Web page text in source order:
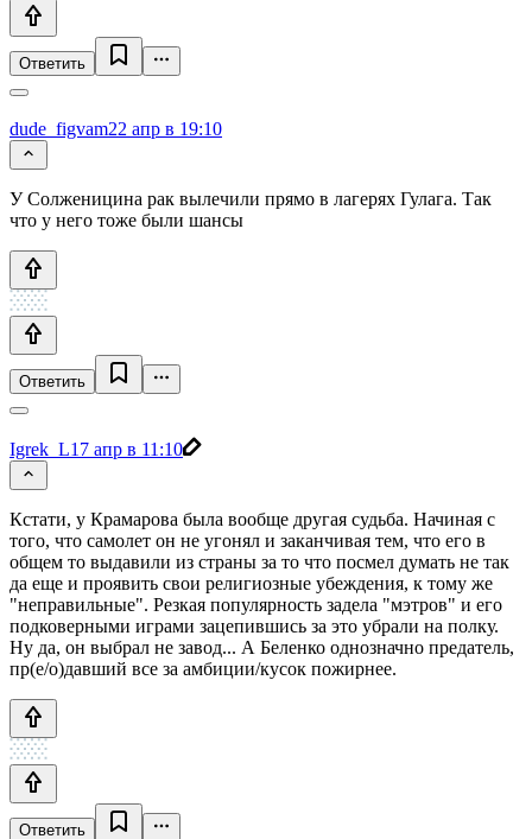
Ответить
dude_figvam22 апр в 19:10
У Солженицина рак вылечили прямо в лагерях Гулага. Так
что у него тоже были шансы
Ответить
Igrek_L17 апр в 11:10
Кстати, у Крамарова была вообще другая судьба. Начиная с
того, что самолет он не угонял и заканчивая тем, что его в
общем то выдавили из страны за то что посмел думать не так
да еще и проявить свои религиозные убеждения, к тому же
"неправильные". Резкая популярность задела "мэтров" и его
подковерными играми зацепившись за это убрали на полку.
Ну да, он выбрал не завод... А Беленко однозначно предатель,
пр(е/о)давший все за амбиции/кусок пожирнее.
Ответить